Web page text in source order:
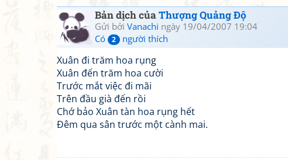
Bản dịch củaThượng Quảng Độ
Gửi bởi Vanachi ngày 19/04/2007 19:04
Có
2 người thích
Xuân đi trăm hoa rụng
Xuân đến trăm hoa cười
Trước mắt việc đi mãi
Trên đầu già đến rồi
Chớ bảo Xuân tàn hoa rụng hết
Đêm qua sân trước một cành mai.